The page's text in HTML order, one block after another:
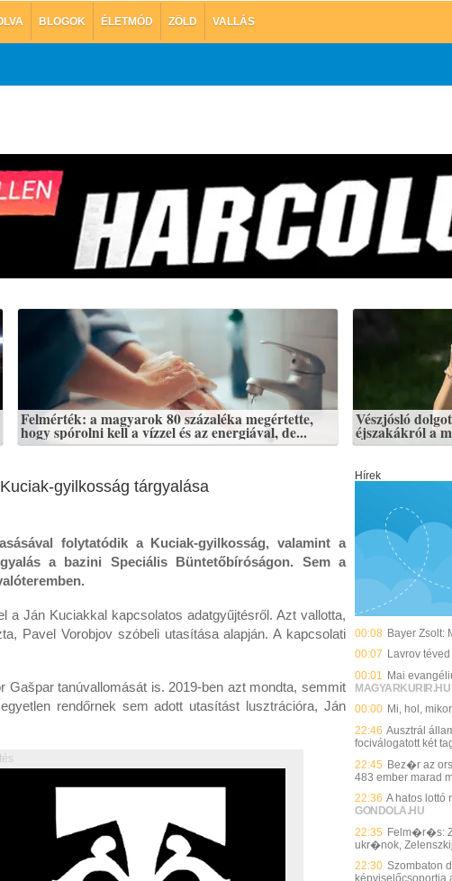
BLOGOK ÉLETMÓD ZÖLD VALLÁS
Felmérték: a magyarok 80 százaléka megértette,
hogy spórolni kell a vízzel és az energiával, de...
Vészjósló
éjszakákról a
gyilkosság tárgyalása
folytatódik a Kuciak-gyilkosság, valamint a
a bazini Speciális Büntetőbíróságon. Sem a
Ján Kuciakkal kapcsolatos adatgyűjtésről. Azt vallotta,
Pavel Vorobjov szóbeli utasítása alapján. A kapcsolati
Gašpar tanúvallomását is. 2019-ben azt mondta, semmit
rendőrnek sem adott utasítást lusztrációra, Ján
Hírek
00:08 Bayer Zsolt:
00:07 Lavrov téved
00:01
Mai
MAGYARKURIR.HU
00:00 Mi, hol,
22:46 Ausztrál
fociválogatott két
22:45 Bez�r az
483 ember marad
22:36 A hatos lottó
GONDOLA.HU
22:35 Felm�r�s:
ukr�nok,
22:30 Szombaton